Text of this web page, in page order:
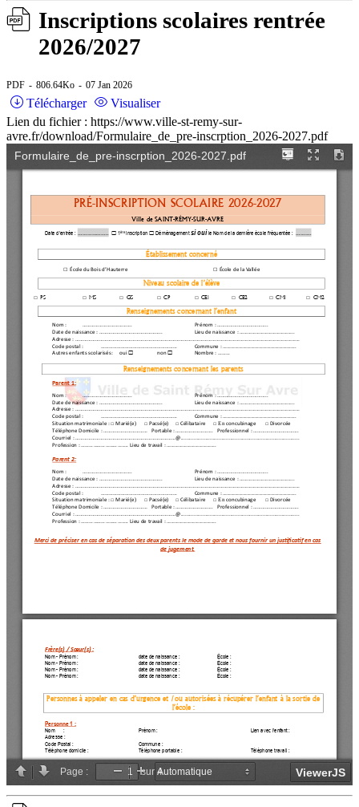
Inscriptions scolaires rentrée
2026/2027
PDF 806.64Ko 07 Jan 2026
Télécharger
Visualiser
Lien du fichier : https://www.ville-st-remy-sur-
avre.fr/download/Formulaire_de_pre-inscrption_2026-2027.pdf